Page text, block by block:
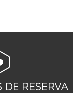
DE RESERVA